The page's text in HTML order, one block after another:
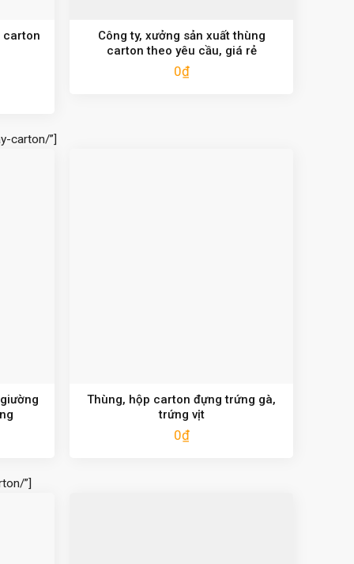
carton
Công ty, xưởng sản xuất thùng
carton theo yêu cầu, giá rẻ
0₫
carton/”]
Thùng, hộp carton đựng trứng gà,
trứng vịt
0₫
”]